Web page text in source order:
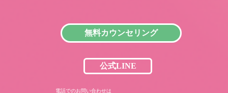
無料カウンセリング
公式LINE
電話でのお問い合わせは